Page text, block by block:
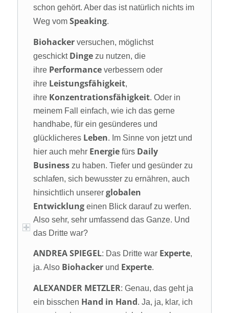
schon gehört. Aber das ist natürlich nichts im
Weg vom Speaking.
Biohackerversuchen, möglichst
geschickt Dingezu nutzen, die
ihre Performanceverbessern oder
ihre Leistungsfähigkeit,
ihre Konzentrationsfähigkeit. Oder in
meinem Fall einfach, wie ich das gerne
handhabe, für ein gesünderes und
glücklicheres Leben. Im Sinne von jetzt und
hier auch mehr Energiefürs Daily
Businesszu haben. Tiefer und gesünder zu
schlafen, sich bewusster zu ernähren, auch
hinsichtlich unserer globalen
Entwicklungeinen Blick darauf zu werfen.
Also sehr, sehr umfassend das Ganze. Und
das Dritte war?
ANDREA SPIEGEL: Das Dritte war Experte,
ja. Also Biohackerund Experte.
ALEXANDER METZLER: Genau, das geht ja
ein bisschen Hand in Hand. Ja, ja, klar, ich